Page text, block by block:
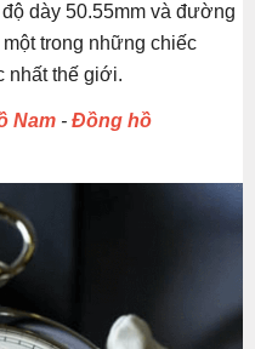
dày 50.55mm và đường
trong những chiếc
nhất thế giới.
Nam - Đồng hồ